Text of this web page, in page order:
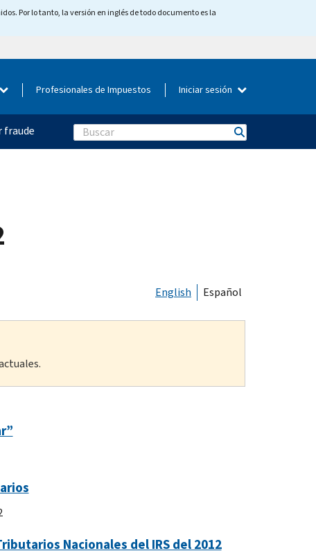
Por lo tanto, la versión en inglés de todo documento es la
Profesionales de Impuestos Iniciar sesión
fraude Search
English Español
Nacionales del IRS del 2012